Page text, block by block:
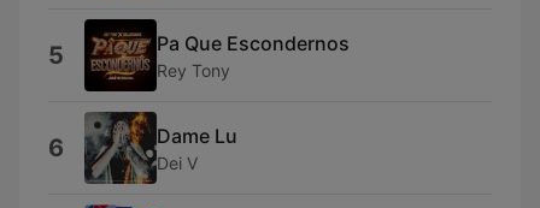
5 Pa Que Escondernos
Rey Tony
6 Dame Lu
Dei V